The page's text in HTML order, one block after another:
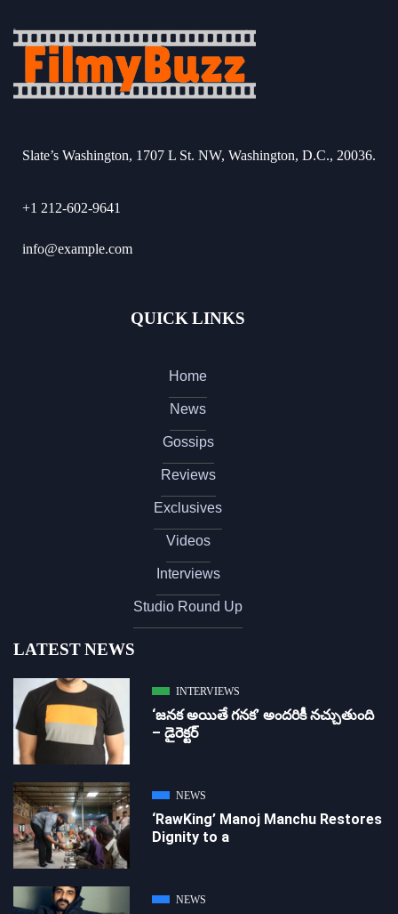
Slate’s Washington, 1707 L St. NW, Washington, D.C., 20036.
+1 212-602-9641
info@example.com
QUICK LINKS
Home
News
Gossips
Reviews
Exclusives
Videos
Interviews
Studio Round Up
LATEST NEWS
INTERVIEWS
‘జ‌న‌క అయితే గ‌న‌క‌’ అందరికీ నచ్చుతుంది
– డైరెక్ట‌ర్
NEWS
‘RawKing’ Manoj Manchu Restores
Dignity to a
NEWS